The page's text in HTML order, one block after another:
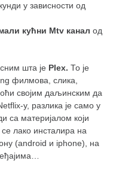
у зависности од
кућни Mtv канал од
шта је Plex. То је
филмова, слика,
својим даљинским да
у, разлика је само у
са материјалом који
лако инсталира на
(android и iphone), на